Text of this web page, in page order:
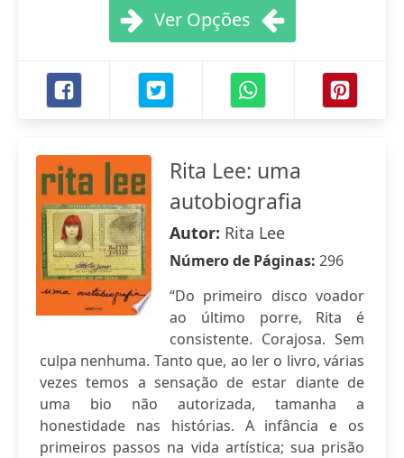
Ver Opções
Rita Lee: uma
autobiografia
Autor: Rita Lee
Número de Páginas: 296
“Do primeiro disco voador
ao último porre, Rita é
consistente. Corajosa. Sem
culpa nenhuma. Tanto que, ao ler o livro, várias
vezes temos a sensação de estar diante de
uma bio não autorizada, tamanha a
honestidade nas histórias. A infância e os
primeiros passos na vida artística; sua prisão